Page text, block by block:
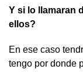
Y si lo llamaran
ellos?
En ese caso
tengo por donde